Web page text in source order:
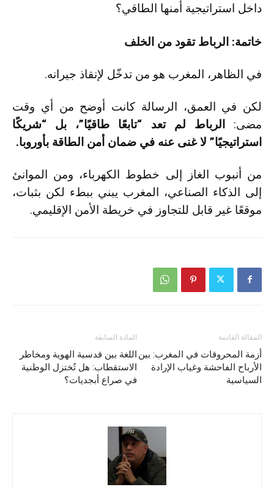
داخل استراتيجية أمنها الطاقي؟
خاتمة: الرباط تقود من الخلف
في الظاهر، المغرب هو من تدخّل لإنقاذ جيرانه.
لكن في العمق، الرسالة كانت أوضح من أي وقت
مضى:
الرباط لم تعد “تابعًا طاقيًا”، بل “شريكًا
استراتيجيًا” لا غنى عنه في ضمان أمن الطاقة بأوروبا.
من أنبوب الغاز إلى خطوط الكهرباء، ومن الموانئ
إلى الذكاء الصناعي، المغرب يبني ببطء لكن بثبات،
موقعًا غير قابل للتجاوز في خريطة الأمن الإقليمي.
المادة السابقة
اللغة بين قدسية الهوية ومخاطر
الاستقطاب: هل تُختزل الوطنية
في صراع أبجديات؟
المقالة القادمة
أزمة المحروقات في المغرب: بين
الأرباح الفاحشة وغياب الإرادة
السياسية